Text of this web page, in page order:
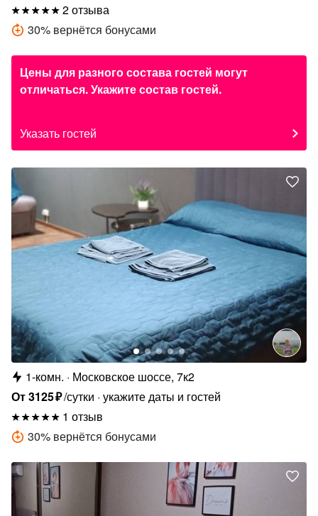
2 отзыва
30% вернётся бонусами
Цены для разного состава гостей могут
отличаться. Укажите состав гостей.
Указать гостей
1-комн.
Московское шоссе, 7к2
От3125₽/сутки укажите даты и гостей
1 отзыв
30% вернётся бонусами